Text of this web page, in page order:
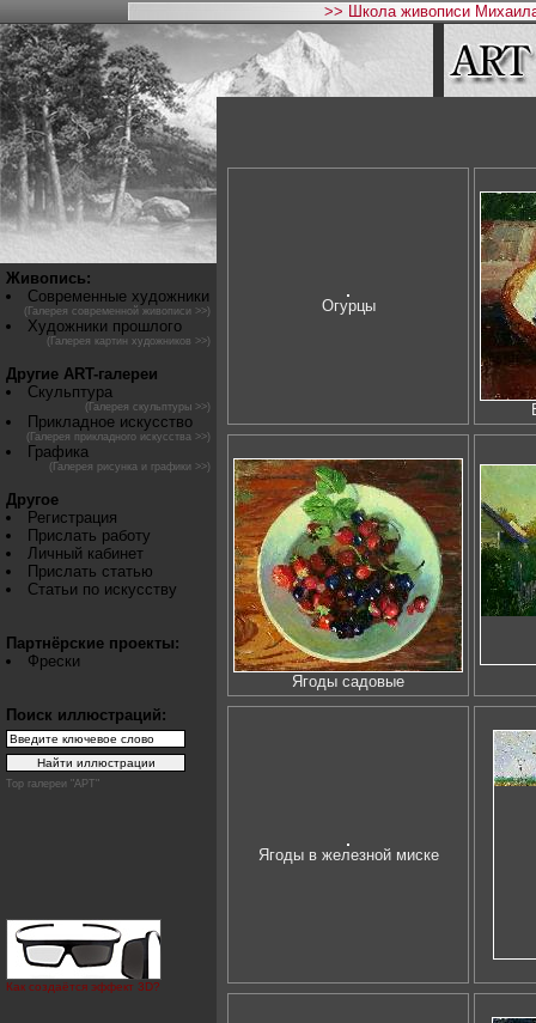
>> Школа живописи
Живопись:
Современные художники
(Галерея современной живописи >>)
Художники прошлого
(Галерея картин художников >>)
Другие ART-галереи
Скульптура
(Галерея скульптуры >>)
Прикладное искусство
(Галерея прикладного искусства >>)
Графика
(Галерея рисунка и графики >>)
Другое
Регистрация
Прислать работу
Личный кабинет
Прислать статью
Статьи по искусству
Партнёрские проекты:
Фрески
Поиск иллюстраций:
Top галереи "АРТ"
Как создаётся эффект 3D?
Огурцы
Ягоды садовые
Ягоды в железной миске